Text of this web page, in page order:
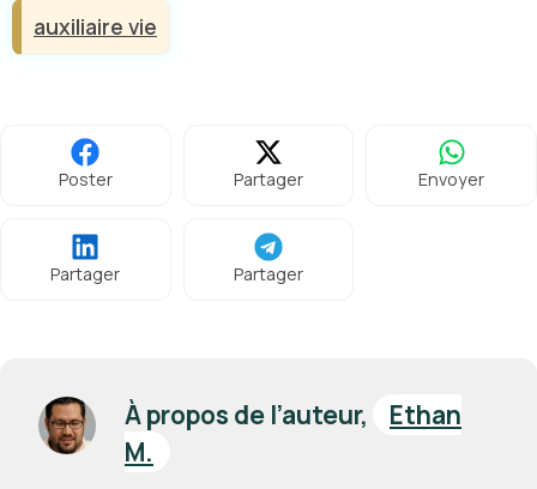
auxiliaire vie
Poster Partager Envoyer
Partager Partager
À propos de l’auteur,
Ethan
M.